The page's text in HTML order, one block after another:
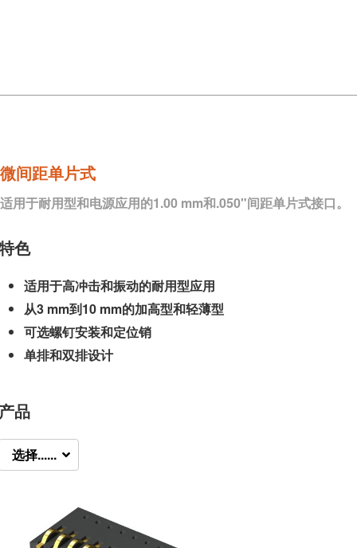
微间距单片式
适用于耐用型和电源应用的1.00 mm和.050"间距单片式接口。
色
适用于高冲击和振动的耐用型应用
从3 mm到10 mm的加高型和轻薄型
可选螺钉安装和定位销
单排和双排设计
品
选择......